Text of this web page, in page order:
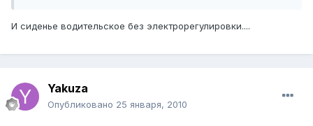
И сиденье водительское без электрорегулировки....
Yakuza
Опубликовано 25 января, 2010